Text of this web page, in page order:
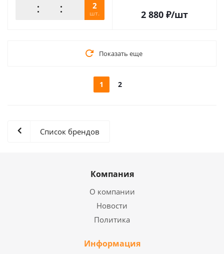
2
шт. 2 880 ₽/шт
Показать еще
1 2
Список брендов
Компания
О компании
Новости
Политика
Информация